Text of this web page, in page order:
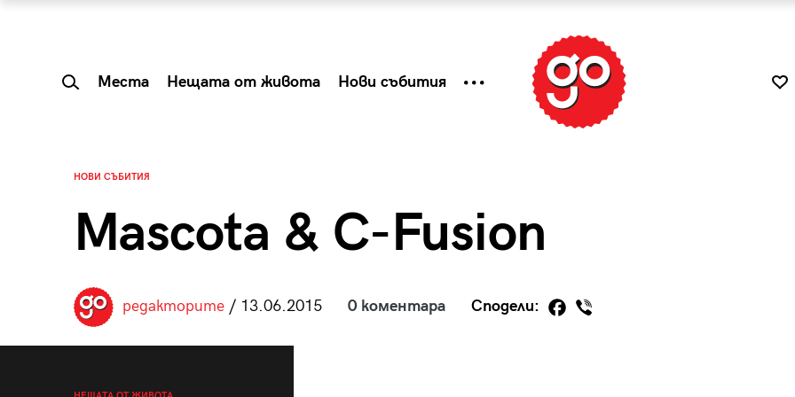
Места Нещата от живота Нови събития
НОВИ СЪБИТИЯ
Mascota & C-Fusion
редакторите/ 13.06.2015 0 коментара Сподели: